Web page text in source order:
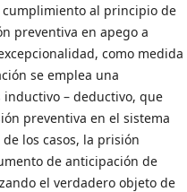
al principio de
preventiva en apego a
como medida
se emplea una
– deductivo, que
preventiva en el sistema
los casos, la prisión
de anticipación de
el verdadero objeto de